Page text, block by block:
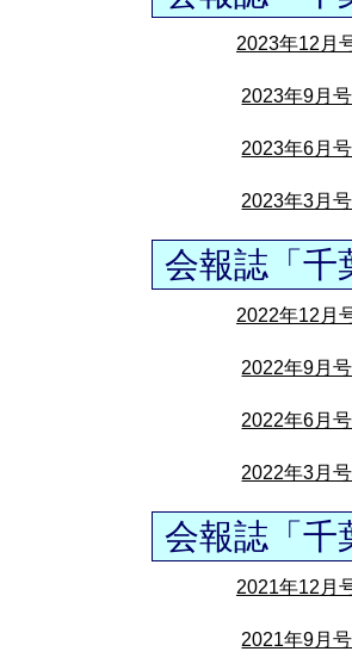
2023年12月
2023年9月号
2023年6月号
2023年3月号
会報誌「千
2022年12月
2022年9月号
2022年6月号
2022年3月号
会報誌「千
2021年12月
2021年9月号